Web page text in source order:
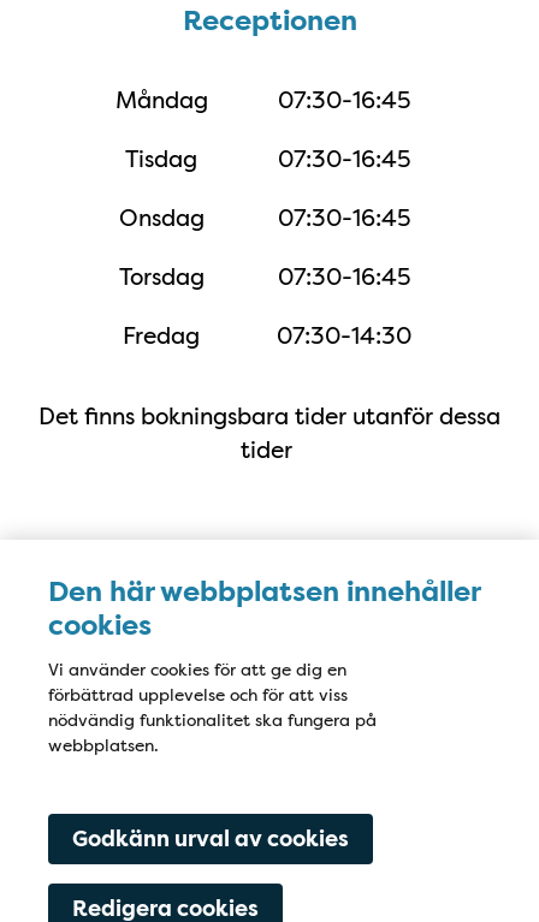
Den här webbplatsen innehåller
cookies
Vi använder cookies för att ge dig en
förbättrad upplevelse och för att viss
nödvändig funktionalitet ska fungera på
webbplatsen.
Godkänn urval av cookies
Redigera cookies
Receptionen
Måndag
07:30-16:45
Tisdag
07:30-16:45
Onsdag
07:30-16:45
Torsdag
07:30-16:45
Fredag
07:30-14:30
Det finns bokningsbara tider utanför dessa
tider
Karta